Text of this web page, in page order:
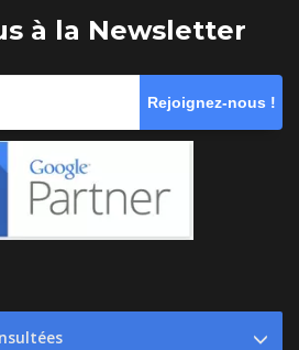
à la Newsletter
Rejoignez-nous !